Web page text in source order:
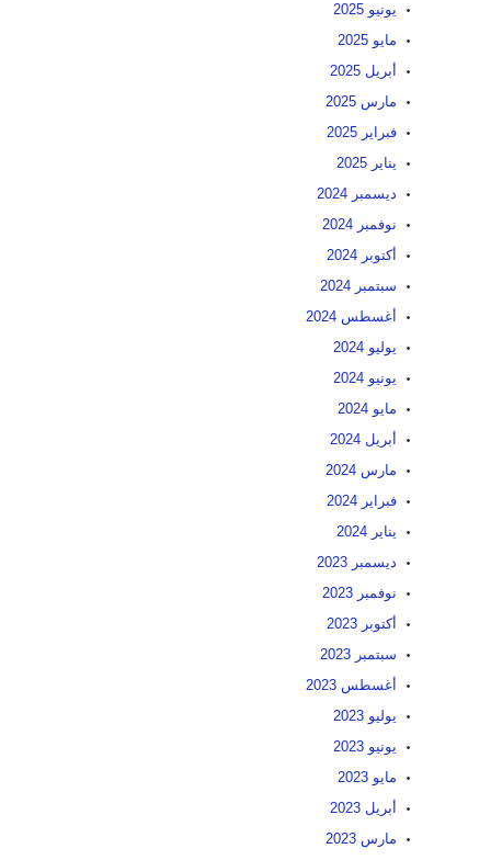
يونيو 2025
مايو 2025
أبريل 2025
مارس 2025
فبراير 2025
يناير 2025
ديسمبر 2024
نوفمبر 2024
أكتوبر 2024
سبتمبر 2024
أغسطس 2024
يوليو 2024
يونيو 2024
مايو 2024
أبريل 2024
مارس 2024
فبراير 2024
يناير 2024
ديسمبر 2023
نوفمبر 2023
أكتوبر 2023
سبتمبر 2023
أغسطس 2023
يوليو 2023
يونيو 2023
مايو 2023
أبريل 2023
مارس 2023